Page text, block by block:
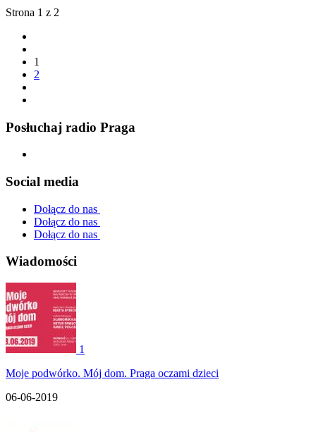
Strona 1 z 2
1
2
Posłuchaj radio Praga
Social media
Dołącz do nas
Dołącz do nas
Dołącz do nas
Wiadomości
1
Moje podwórko. Mój dom. Praga oczami dzieci
06-06-2019